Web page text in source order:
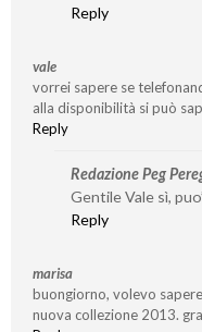
Reply
vale
vorrei sapere se
alla disponibilità si può
Reply
Redazione Peg
Gentile Vale sì,
Reply
marisa
buongiorno, volevo
nuova collezione 2013.